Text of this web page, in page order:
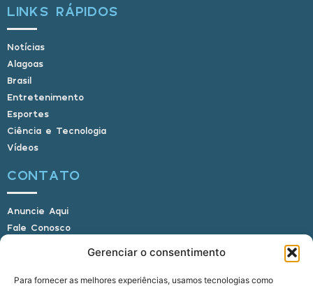
Gerenciar o consentimento
Para fornecer as melhores experiências, usamos tecnologias como
LINKS RÁPIDOS
Notícias
Alagoas
Brasil
Entretenimento
Esportes
Ciência e Tecnologia
Vídeos
CONTATO
Anuncie Aqui
Fale Conosco